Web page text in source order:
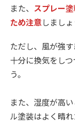
また、 スプレー
ため注意しましょ
ただし、風が強
十分に換気をし
う。
また、湿度が高
ル塗装はよく晴